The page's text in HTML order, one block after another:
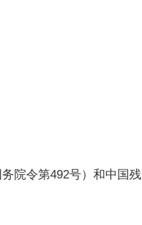
院令第492号）和中国残